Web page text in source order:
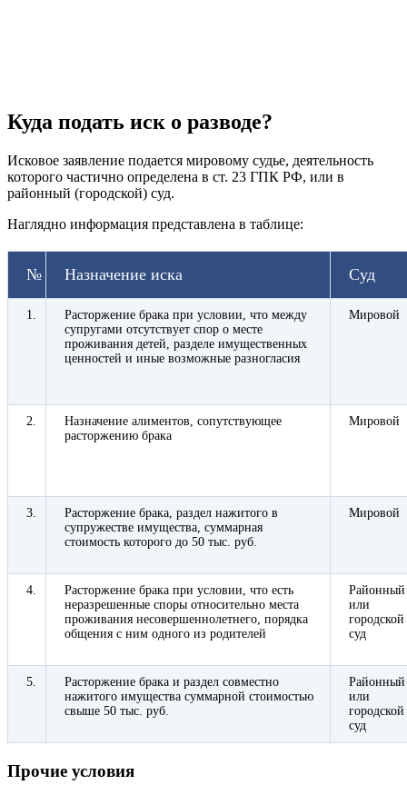
Куда подать иск о разводе?
Исковое заявление подается мировому судье, деятельность
которого частично определена в ст. 23 ГПК РФ, или в
районный (городской) суд.
Наглядно информация представлена в таблице:
№ Назначение иска Суд
1.
Расторжение брака при условии, что между
супругами отсутствует спор о месте
проживания детей, разделе имущественных
ценностей и иные возможные разногласия
Мировой
2.
Назначение алиментов, сопутствующее
расторжению брака
Мировой
3.
Расторжение брака, раздел нажитого в
супружестве имущества, суммарная
стоимость которого до 50 тыс. руб.
Мировой
4.
Расторжение брака при условии, что есть
неразрешенные споры относительно места
проживания несовершеннолетнего, порядка
общения с ним одного из родителей
Районный
или
городской
суд
5.
Расторжение брака и раздел совместно
нажитого имущества суммарной стоимостью
свыше 50 тыс. руб.
Районный
или
городской
суд
Прочие условия